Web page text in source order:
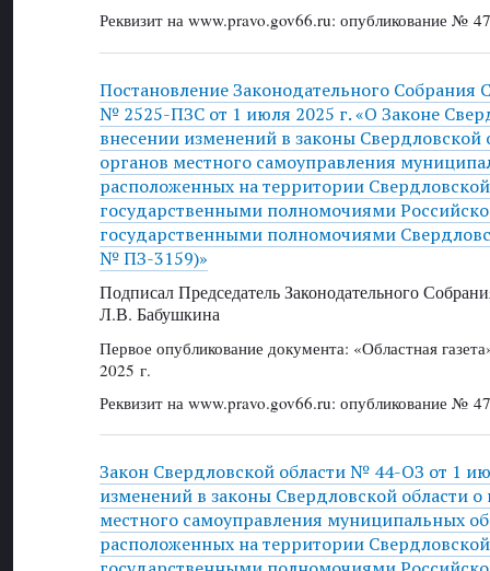
Реквизит на www.pravo.gov66.ru: опубликование №
Постановление Законодательного Собрания
№ 2525-ПЗС от 1 июля 2025 г. «О Законе
внесении изменений в законы Свердловской
органов местного самоуправления
расположенных на территории
государственными полномочиями
государственными полномочиями
№ ПЗ-3159)»
Подписал Председатель Законодательного
Л.В. Бабушкина
Первое опубликование документа: «Областная
2025 г.
Реквизит на www.pravo.gov66.ru: опубликование №
Закон Свердловской области № 44-ОЗ от 1
изменений в законы Свердловской области
местного самоуправления муниципальных
расположенных на территории